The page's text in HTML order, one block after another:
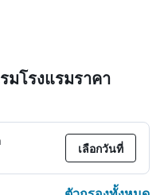
มโรงแรมราคา
เลือกวันที่